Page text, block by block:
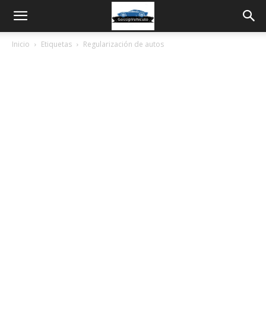
Inicio Etiquetas Regularización de autos